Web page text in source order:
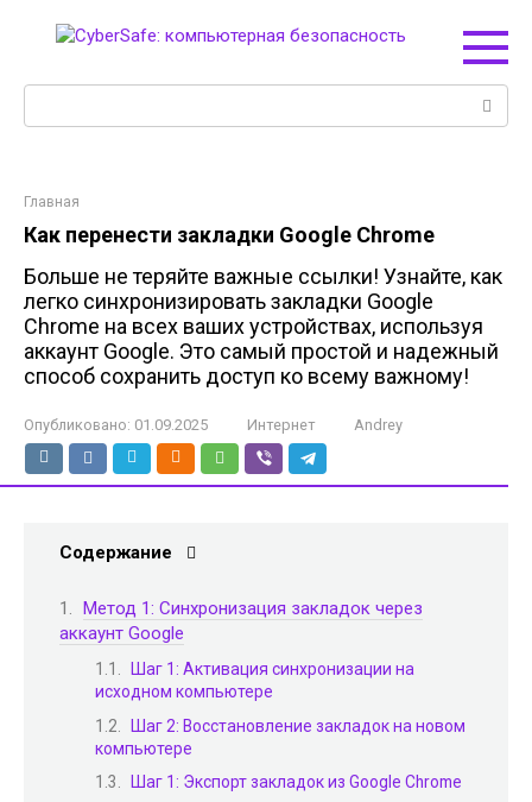
Главная
Как перенести закладки Google Chrome
Больше не теряйте важные ссылки! Узнайте, как
легко синхронизировать закладки Google
Chrome на всех ваших устройствах, используя
аккаунт Google. Это самый простой и надежный
способ сохранить доступ ко всему важному!
Опубликовано: 01.09.2025 Интернет Andrey
Содержание
Метод 1: Синхронизация закладок через
аккаунт Google
Шаг 1: Активация синхронизации на
исходном компьютере
Шаг 2: Восстановление закладок на новом
компьютере
Шаг 1: Экспорт закладок из Google Chrome